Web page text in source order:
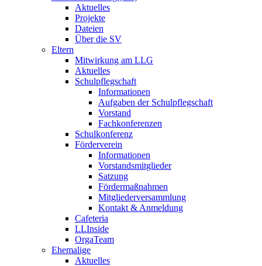
Aktuelles
Projekte
Dateien
Über die SV
Eltern
Mitwirkung am LLG
Aktuelles
Schulpflegschaft
Informationen
Aufgaben der Schulpflegschaft
Vorstand
Fachkonferenzen
Schulkonferenz
Förderverein
Informationen
Vorstandsmitglieder
Satzung
Fördermaßnahmen
Mitgliederversammlung
Kontakt & Anmeldung
Cafeteria
LLInside
OrgaTeam
Ehemalige
Aktuelles